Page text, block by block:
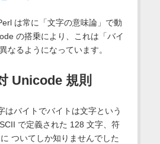
は常に「文字の意味論」で動
の搭乗により、これは「バイ
なるようになっています。
Unicode 規則
はバイトでバイトは文字という
で定義された 128 文字、符
ついてしか知りませんでした